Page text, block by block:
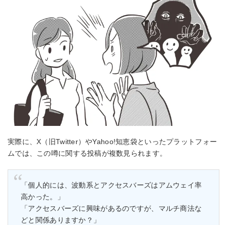
実際に、X（旧Twitter）やYahoo!知恵袋といったプラットフォー
ムでは、この噂に関する投稿が複数見られます。
「個人的には、波動系とアクセスバーズはアムウェイ率
高かった。」
「アクセスバーズに興味があるのですが、マルチ商法な
どと関係ありますか？」